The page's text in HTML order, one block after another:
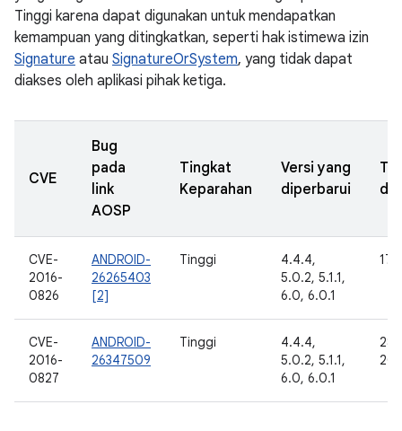
Tinggi karena dapat digunakan untuk mendapatkan
kemampuan yang ditingkatkan, seperti hak istimewa izin
Signature atau SignatureOrSystem, yang tidak dapat
diakses oleh aplikasi pihak ketiga.
CVE
Bug
pada
link
AOSP
Tingkat
Keparahan
Versi yang
diperbarui
CVE-
2016-
0826
ANDROID-
26265403
[2]
Tinggi
4.4.4,
5.0.2, 5.1.1,
6.0, 6.0.1
17
CVE-
2016-
0827
ANDROID-
26347509
Tinggi
4.4.4,
5.0.2, 5.1.1,
6.0, 6.0.1
28